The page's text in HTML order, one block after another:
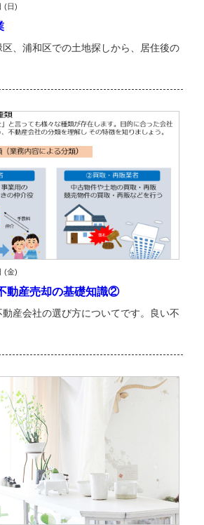
(日)
、浦和区での土地探しから、居住後の
(金)
動産売却の基礎知識②
産会社の選び方についてです。良い不